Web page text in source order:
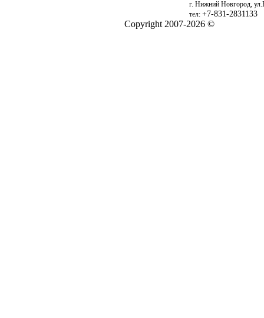
г. Нижний Новгород,
тел: +7-831-2831133
Copyright 2007-2026 ©